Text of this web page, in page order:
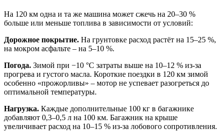
На 120 км одна и та же машина может сжечь на 20–30 %
больше или меньше топлива в зависимости от условий:
Дорожное покрытие. На грунтовке расход растёт на 15–25 %,
на мокром асфальте – на 5–10 %.
Погода. Зимой при −10 °C затраты выше на 10–12 % из-за
прогрева и густого масла. Короткие поездки в 120 км зимой
особенно «прожорливы» – мотор не успевает разогреться до
оптимальной температуры.
Нагрузка. Каждые дополнительные 100 кг в багажнике
добавляют 0,3–0,5 л на 100 км. Багажник на крыше
увеличивает расход на 10–15 % из-за лобового сопротивления.